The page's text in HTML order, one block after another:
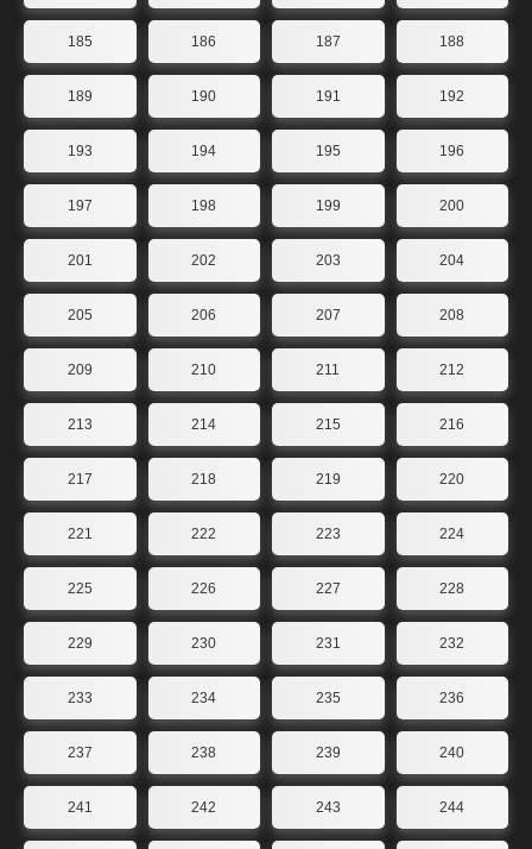
185 186 187 188
189 190 191 192
193 194 195 196
197 198 199 200
201 202 203 204
205 206 207 208
209 210 211 212
213 214 215 216
217 218 219 220
221 222 223 224
225 226 227 228
229 230 231 232
233 234 235 236
237 238 239 240
241 242 243 244